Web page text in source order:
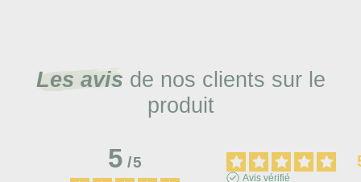
Les avis de nos clients sur le
produit
5/5
Avis vérifié